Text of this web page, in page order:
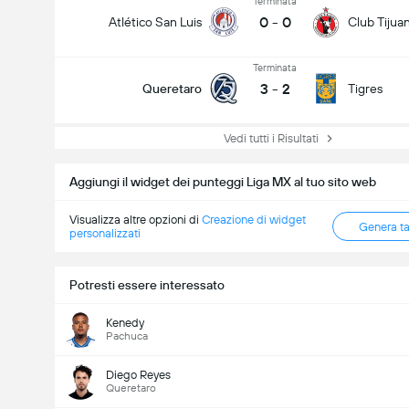
Atlético San Luis 0 - 0 Club
Queretaro
Terminata
3 - 2 Tigres
Vedi tutti i Risultati
Aggiungi il widget dei punteggi Liga MX al tuo sito web
Visualizza altre opzioni di Creazione di widget
personalizzati
Genera
Potresti essere interessato
Kenedy
Pachuca
Diego Reyes
Queretaro